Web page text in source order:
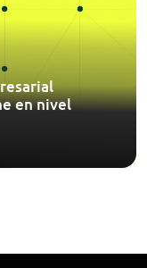
en nivel